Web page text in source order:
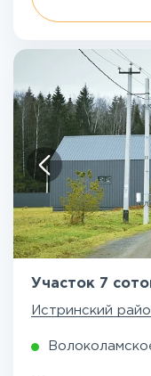
Участок 7
Истринский